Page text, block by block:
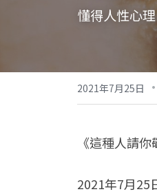
懂得人性心
2021年7月25日 ·
《這種人請你
2021年7月